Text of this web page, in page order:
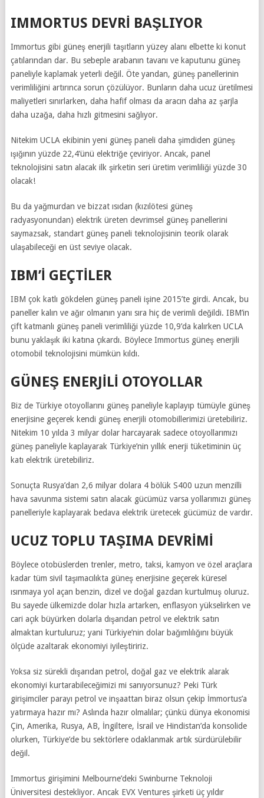
IMMORTUS DEVRİ BAŞLIYOR
Immortus gibi güneş enerjili taşıtların yüzey alanı elbette ki konut
çatılarından dar. Bu sebeple arabanın tavanı ve kaputunu güneş
paneliyle kaplamak yeterli değil. Öte yandan, güneş panellerinin
verimliliğini artırınca sorun çözülüyor. Bunların daha ucuz üretilmesi
maliyetleri sınırlarken, daha hafif olması da aracın daha az şarjla
daha uzağa, daha hızlı gitmesini sağlıyor.
Nitekim UCLA ekibinin yeni güneş paneli daha şimdiden güneş
ışığının yüzde 22,4’ünü elektriğe çeviriyor. Ancak, panel
teknolojisini satın alacak ilk şirketin seri üretim verimliliği yüzde 30
olacak!
Bu da yağmurdan ve bizzat ısıdan (kızılötesi güneş
radyasyonundan) elektrik üreten devrimsel güneş panellerini
saymazsak, standart güneş paneli teknolojisinin teorik olarak
ulaşabileceği en üst seviye olacak.
IBM’İ GEÇTİLER
IBM çok katlı gökdelen güneş paneli işine 2015’te girdi. Ancak, bu
paneller kalın ve ağır olmanın yanı sıra hiç de verimli değildi. IBM’in
çift katmanlı güneş paneli verimliliği yüzde 10,9’da kalırken UCLA
bunu yaklaşık iki katına çıkardı. Böylece Immortus güneş enerjili
otomobil teknolojisini mümkün kıldı.
GÜNEŞ ENERJİLİ OTOYOLLAR
Biz de Türkiye otoyollarını güneş paneliyle kaplayıp tümüyle güneş
enerjisine geçerek kendi güneş enerjili otomobillerimizi üretebiliriz.
Nitekim 10 yılda 3 milyar dolar harcayarak sadece otoyollarımızı
güneş paneliyle kaplayarak Türkiye’nin yıllık enerji tüketiminin üç
katı elektrik üretebiliriz.
Sonuçta Rusya’dan 2,6 milyar dolara 4 bölük S400 uzun menzilli
hava savunma sistemi satın alacak gücümüz varsa yollarımızı güneş
panelleriyle kaplayarak bedava elektrik üretecek gücümüz de vardır.
UCUZ TOPLU TAŞIMA DEVRİMİ
Böylece otobüslerden trenler, metro, taksi, kamyon ve özel araçlara
kadar tüm sivil taşımacılıkta güneş enerjisine geçerek küresel
ısınmaya yol açan benzin, dizel ve doğal gazdan kurtulmuş oluruz.
Bu sayede ülkemizde dolar hızla artarken, enflasyon yükselirken ve
cari açık büyürken dolarla dışarıdan petrol ve elektrik satın
almaktan kurtuluruz; yani Türkiye’nin dolar bağımlılığını büyük
ölçüde azaltarak ekonomiyi iyileştiririz.
Yoksa siz sürekli dışarıdan petrol, doğal gaz ve elektrik alarak
ekonomiyi kurtarabileceğimizi mi sanıyorsunuz? Peki Türk
girişimciler parayı petrol ve inşaattan biraz olsun çekip İmmortus’a
yatırmaya hazır mı? Aslında hazır olmalılar; çünkü dünya ekonomisi
Çin, Amerika, Rusya, AB, İngiltere, İsrail ve Hindistan’da konsolide
olurken, Türkiye’de bu sektörlere odaklanmak artık sürdürülebilir
değil.
Immortus girişimini Melbourne’deki Swinburne Teknoloji
Üniversitesi destekliyor. Ancak EVX Ventures şirketi üç yıldır